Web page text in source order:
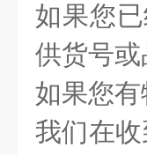
如果您
供货号
如果您
我们在